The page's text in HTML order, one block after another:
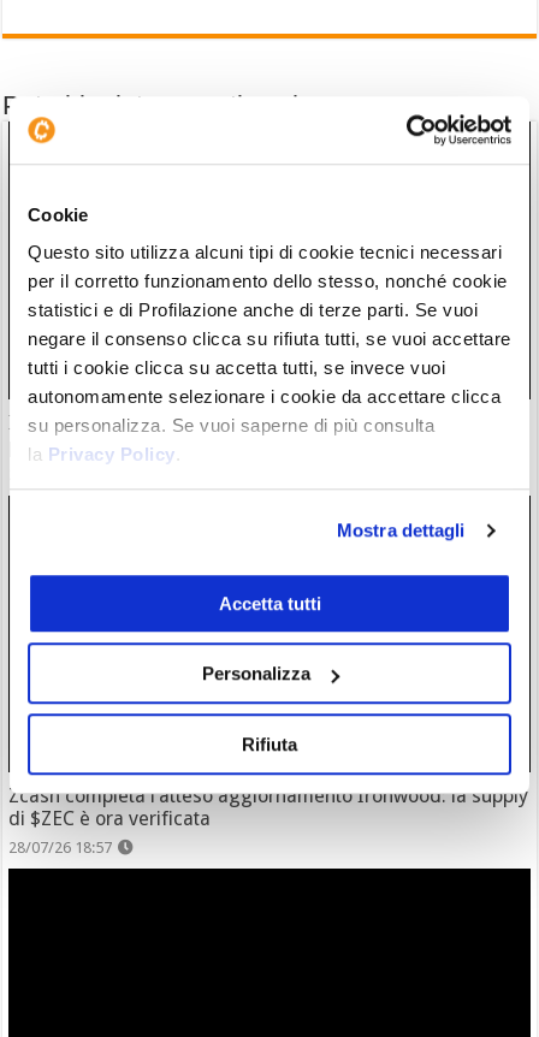
Cookie
Questo sito utilizza alcuni tipi di cookie tecnici necessari
per il corretto funzionamento dello stesso, nonché cookie
statistici e di Profilazione anche di terze parti. Se vuoi
negare il consenso clicca su rifiuta tutti, se vuoi accettare
tutti i cookie clicca su accetta tutti, se invece vuoi
autonomamente selezionare i cookie da accettare clicca
su personalizza. Se vuoi saperne di più consulta
la Privacy Policy.
Mostra dettagli
Accetta tutti
Personalizza
Rifiuta
Potrebbe interessarti anche
Il “nuovo Warren Buffett” crolla insieme all’AI. Da marzo
però è ancora leader
Zcash completa l’atteso aggiornamento Ironwood: la supply
di $ZEC è ora verificata
28/07/26 18:57